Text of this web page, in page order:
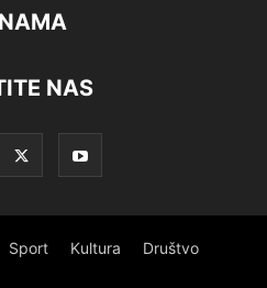
NAS
Sport Kultura Društvo